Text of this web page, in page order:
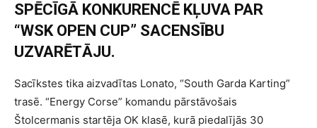
SPĒCĪGĀ KONKURENCĒ KĻUVA PAR
“WSK OPEN CUP” SACENSĪBU
UZVARĒTĀJU.
Sacīkstes tika aizvadītas Lonato, “South Garda Karting”
trasē. “Energy Corse” komandu pārstāvošais
Štolcermanis startēja OK klasē, kurā piedalījās 30